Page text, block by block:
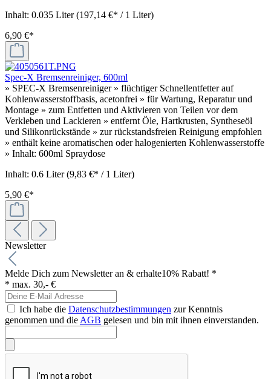
Inhalt: 0.035 Liter(197,14 €* / 1 Liter)
6,90 €*
Spec-X Bremsenreiniger, 600ml
» SPEC-X Bremsenreiniger » flüchtiger Schnellentfetter auf
Kohlenwasserstoffbasis, acetonfrei » für Wartung, Reparatur und
Montage » zum Entfetten und Aktivieren von Teilen vor dem
Verkleben und Lackieren » entfernt Öle, Hartkrusten, Syntheseöl
und Silikonrückstände » zur rückstandsfreien Reinigung empfohlen
» enthält keine aromatischen oder halogenierten Kohlenwasserstoffe
» Inhalt: 600ml Spraydose
Inhalt: 0.6 Liter(9,83 €* / 1 Liter)
5,90 €*
Newsletter
Melde Dich zum Newsletter an & erhalte10% Rabatt! *
* max. 30,- €
Ich habe die Datenschutzbestimmungen zur Kenntnis
genommen und die AGB gelesen und bin mit ihnen einverstanden.